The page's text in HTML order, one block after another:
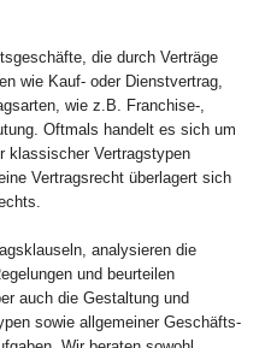
die durch Verträge
wie Kauf- oder Dienstvertrag,
wie z.B. Franchise-,
Oftmals handelt es sich um
klassischer Vertragstypen
Vertragsrecht überlagert sich
analysieren die
und beurteilen
auch die Gestaltung und
sowie allgemeiner Geschäfts-